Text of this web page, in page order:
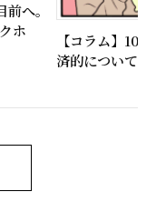
へ。
ホ
【コラム】10
済的について